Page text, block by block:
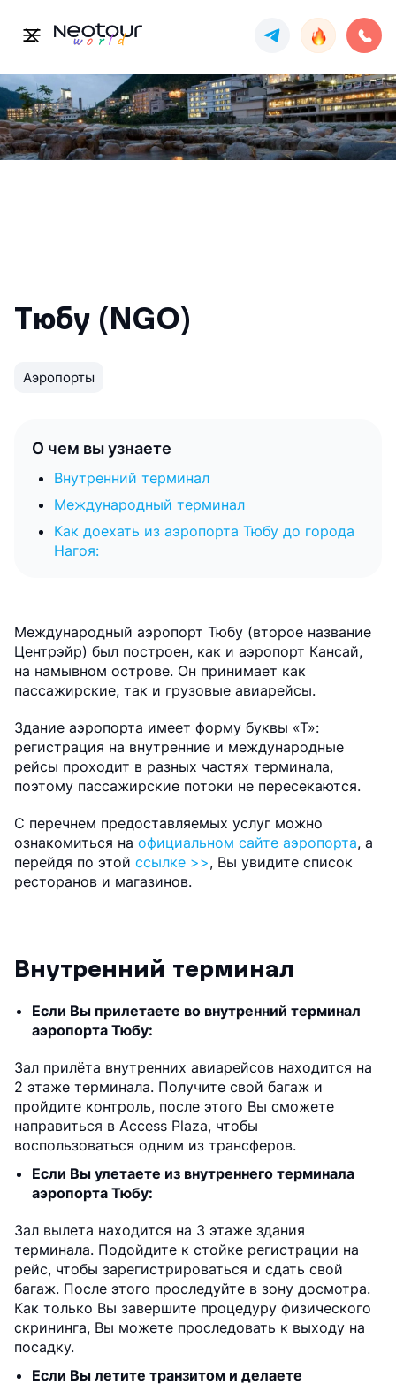
Тюбу (NGO)
Аэропорты
Международный аэропорт Тюбу (второе название
Центрэйр) был построен, как и аэропорт Кансай,
на намывном острове. Он принимает как
пассажирские, так и грузовые авиарейсы.
Здание аэропорта имеет форму буквы «Т»:
регистрация на внутренние и международные
рейсы проходит в разных частях терминала,
поэтому пассажирские потоки не пересекаются.
С перечнем предоставляемых услуг можно
ознакомиться на официальном сайте аэропорта, а
перейдя по этой ссылке >>, Вы увидите список
ресторанов и магазинов.
Внутренний терминал
Если Вы прилетаете во внутренний терминал
аэропорта Тюбу:
Зал прилёта внутренних авиарейсов находится на
2 этаже терминала. Получите свой багаж и
пройдите контроль, после этого Вы сможете
направиться в Access Plaza, чтобы
воспользоваться одним из трансферов.
Если Вы улетаете из внутреннего терминала
аэропорта Тюбу:
Зал вылета находится на 3 этаже здания
терминала. Подойдите к стойке регистрации на
рейс, чтобы зарегистрироваться и сдать свой
багаж. После этого проследуйте в зону досмотра.
Как только Вы завершите процедуру физического
скрининга, Вы можете проследовать к выходу на
посадку.
Если Вы летите транзитом и делаете
О чем вы узнаете
Внутренний терминал
Международный терминал
Как доехать из аэропорта Тюбу до города
Нагоя: